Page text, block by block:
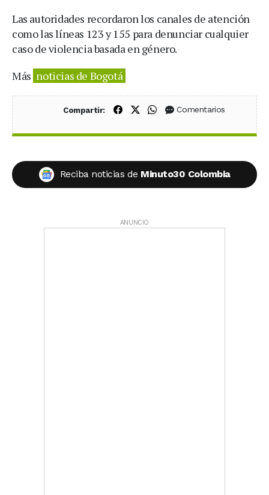
Las autoridades recordaron los canales de atención
como las líneas 123 y 155 para denunciar cualquier
caso de violencia basada en género.
Más noticias de Bogotá
Compartir: Compartir en Facebook
Compartir en X (Twitter)
Compartir en WhatsApp
Comentarios
Reciba noticias de Minuto30 Colombia
ANUNCIO